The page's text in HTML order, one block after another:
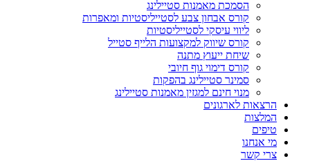
הסמכת מאמנות סטיילינג
קורס אבחון צבע לסטייליסטיות ומאפרות
ליווי עיסקי לסטייליסטיות
קורס שיווק למקצועות הלייף סטייל
שיחת ייעוץ מתנה
קורס דימוי גוף חיובי
סמינר סטיילינג בהפקות
מנוי חינם למגזין מאמנות סטיילינג
הרצאות לארגונים
המלצות
טיפים
מי אנחנו
צרי קשר